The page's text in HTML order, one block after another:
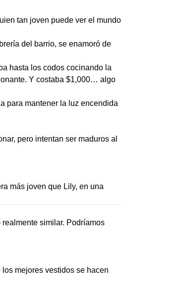
tan joven puede ver el mundo
del barrio, se enamoró de
hasta los codos cocinando la
Y costaba $1,000… algo
para mantener la luz encendida
pero intentan ser maduros al
más joven que Lily, en una
similar. Podríamos
mejores vestidos se hacen